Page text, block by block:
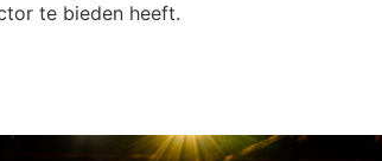
te bieden heeft.